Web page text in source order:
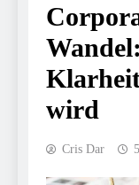
wird
Cris Dar